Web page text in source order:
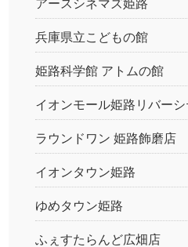
アースシネマズ姫路
兵庫県立こどもの館
姫路科学館 アトムの館
イオンモール姫路リバーシ
ラウンドワン 姫路飾磨店
イオンタウン姫路
ゆめタウン姫路
ふぇすたらんど広畑店